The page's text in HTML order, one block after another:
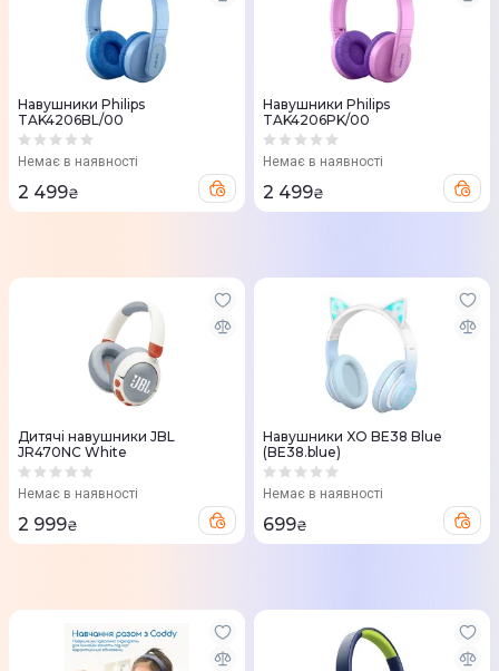
Навушники Philips
TAK4206BL/00
Немає в наявності
2 499₴
Навушники Philips
TAK4206PK/00
Немає в наявності
2 499₴
Дитячі навушники JBL
JR470NC White
Немає в наявності
2 999₴
Навушники XO BE38 Blue
(BE38.blue)
Немає в наявності
699₴